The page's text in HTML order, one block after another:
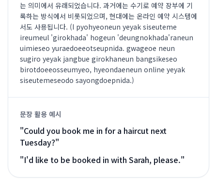
는 의미에서 유래되었습니다. 과거에는 수기로 예약 장부에 기
록하는 방식에서 비롯되었으며, 현대에는 온라인 예약 시스템에
서도 사용됩니다. (I pyohyeoneun yeyak siseuteme
ireumeul 'girokhada' hogeun 'deungnokhada'raneun
uimieseo yuraedoeeotseupnida. gwageoe neun
sugiro yeyak jangbue girokhaneun bangsikeseo
birotdoeeosseumyeo, hyeondaeneun online yeyak
siseutemeseodo sayongdoepnida.)
문장 활용 예시
"Could you book me in for a haircut next
Tuesday?"
"I'd like to be booked in with Sarah, please."